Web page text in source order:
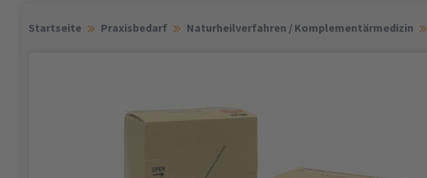
Startseite Praxisbedarf Naturheilverfahren / Komplementärmedizin